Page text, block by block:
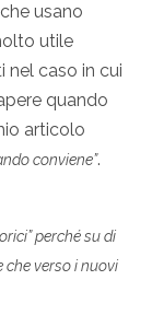
che usano
utile
nel caso in cui
quando
articolo
conviene”.
perché su di
verso i nuovi